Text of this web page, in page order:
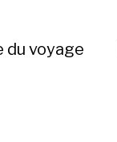
du voyage